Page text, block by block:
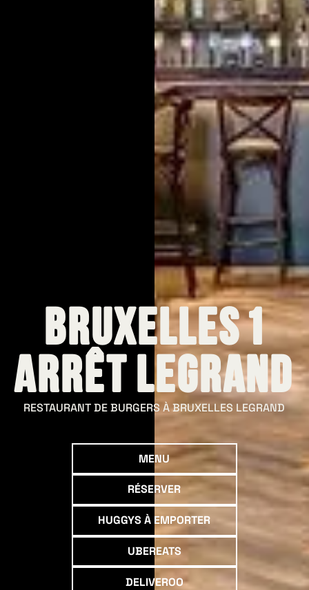
Bruxelles 1
Arrêt Legrand
RESTAURANT DE BURGERS À BRUXELLES LEGRAND
Menu
MENU
Réserver
RÉSERVER
Huggys à emporter
HUGGYS À EMPORTER
UberEats
UBEREATS
Deliveroo
DELIVEROO